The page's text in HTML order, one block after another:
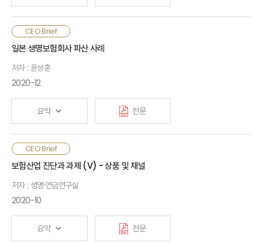
2021년 7월 보험설계사 등 특수형태근로종사자의 고용보험
당연가입 및 산재보험 적용확대를 내용으로 하는 개정 법률이
시행되면서, 보험산업 및 고용에 상당한 파급효과가 예상됨. 정부
당국은 폭 넓은 의견수렴을 통해 사회안전망 확보라는 입법 취지와
함께 산업과 고용안정성에 미칠 영향을 모두 고려한 합리적
개진할 필요가 있음
CEO Brief
일본 생명보험회사 파산 사례
저자 : 윤성훈
2020-12
요약 전문
일본 중소형 생명보험회사 파산 원인은 첫째, 정부나 생명보험업계
모두 ALM에 대한 이해 없이 정책 목표와 경영 목표를 추구하여
자산 거품기에 높은 예정이율을 보장하는 저축성보험이
급성장했고, 자산 거품 붕괴 이후 이차역마진이 대규모로 발생함.
둘째, 자산운용 능력이 크게 부족했고 저축성보험 특성에 부합한
독단적이었고, 자산운용이나 계리를 잘 이해하지 못해 자산운용을
영업에 종속시켰으며, 경영에 대한 대내·외 감시기능이 작동하지
CEO Brief
보험산업 진단과 과제 (Ⅴ) - 상품 및 채널
저자 : 생명·연금연구실
2020-10
요약 전문